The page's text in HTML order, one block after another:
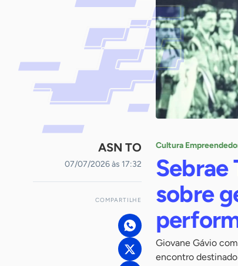
ASN TO
07/07/2026 às 17:32
COMPARTILHE
Cultura
Sebrae
sobre
Giovane Gávio
encontro